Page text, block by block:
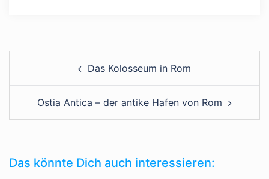
Das Kolosseum in Rom
Ostia Antica – der antike Hafen von Rom
Das könnte Dich auch interessieren: